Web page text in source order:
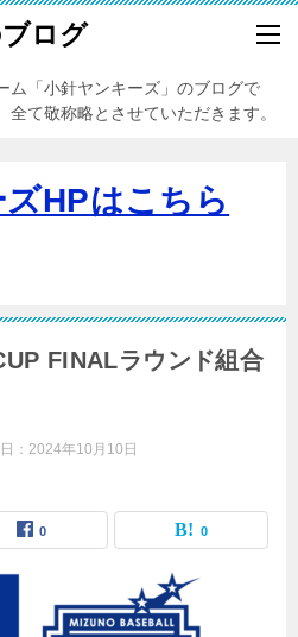
ログ
ム「小針ヤンキーズ」のブログで
て敬称略とさせていただきます。
HPはこちら
FINALラウンド組合
： 2024年10月10日
0 0